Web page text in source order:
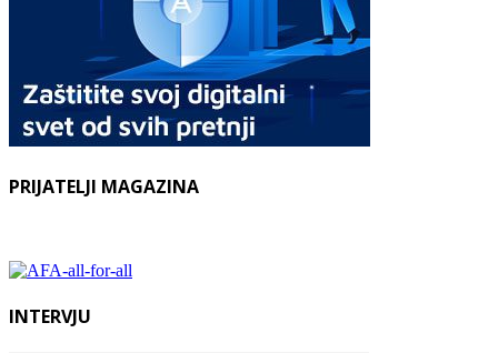
PRIJATELJI MAGAZINA
INTERVJU